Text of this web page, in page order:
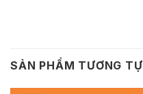
SẢN PHẨM TƯƠNG TỰ